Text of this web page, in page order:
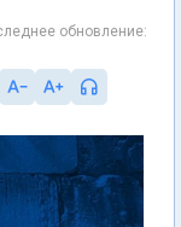
обновление: